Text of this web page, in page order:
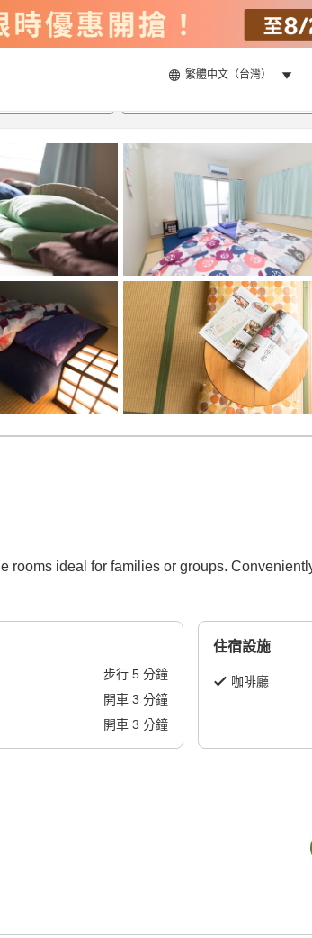
繁體中文（台灣）
ideal for families or groups.
步行 5分鐘
開車 3 分鐘
開車 3 分鐘
住宿設施
咖啡廳